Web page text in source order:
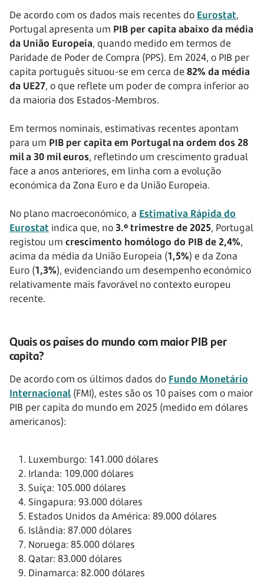
De acordo com os dados mais recentes do Eurostat,
Portugal apresenta um PIB per capita abaixo da média
da União Europeia, quando medido em termos de
Paridade de Poder de Compra (PPS). Em 2024, o PIB per
capita português situou-se em cerca de 82% da média
da UE27, o que reflete um poder de compra inferior ao
da maioria dos Estados-Membros.
Em termos nominais, estimativas recentes apontam
para um PIB per capita em Portugal na ordem dos 28
mil a 30 mil euros, refletindo um crescimento gradual
face a anos anteriores, em linha com a evolução
económica da Zona Euro e da União Europeia.
No plano macroeconómico, a Estimativa Rápida do
Eurostat indica que, no 3.º trimestre de 2025, Portugal
registou um crescimento homólogo do PIB de 2,4%,
acima da média da União Europeia (1,5%) e da Zona
Euro (1,3%), evidenciando um desempenho económico
relativamente mais favorável no contexto europeu
recente.
Quais os países do mundo com maior PIB per
capita?
De acordo com os últimos dados do Fundo Monetário
Internacional (FMI), estes são os 10 países com o maior
PIB per capita do mundo em 2025 (medido em dólares
americanos):
Luxemburgo: 141.000 dólares
Irlanda: 109.000 dólares
Suíça: 105.000 dólares
Singapura: 93.000 dólares
Estados Unidos da América: 89.000 dólares
Islândia: 87.000 dólares
Noruega: 85.000 dólares
Qatar: 83.000 dólares
Dinamarca: 82.000 dólares